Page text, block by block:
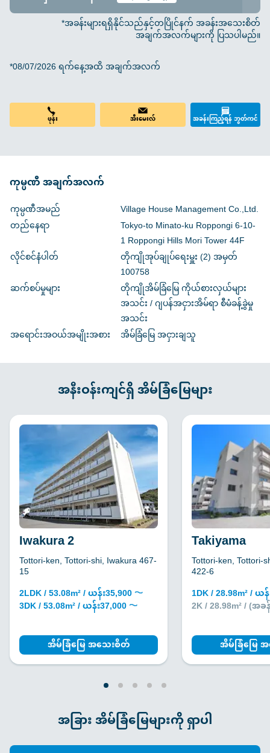
*အခန်းများရရှိနိုင်သည်နှင့်တပြိုင်နက် အခန်းအသေးစိတ်
အချက်အလက်များကို ပြသပါမည်။
*08/07/2026 ရက်နေ့အထိ အချက်အလက်
ဖုန်း အီးမေးလ် အခန်းကြည့်ရန် ဘွတ်ကင်
ကုမ္ပဏီ အချက်အလက်
ကုမ္ပဏီအမည်
Village House Management Co.,Ltd.
တည်နေရာ
Tokyo-to Minato-ku Roppongi 6-10-
1 Roppongi Hills Mori Tower 44F
လိုင်စင်နံပါတ်
တိုကျိုအုပ်ချုပ်ရေးမှူး (2) အမှတ်
100758
ဆက်စပ်မှုများ
တိုကျိုအိမ်ခြံမြေ ကိုယ်စားလှယ်များ
အသင်း / ဂျပန်အငှားအိမ်ရာ စီမံခန့်ခွဲမှု
အသင်း
အရောင်းအဝယ်အမျိုးအစား
အိမ်ခြံမြေ အငှားချသူ
အနီးဝန်းကျင်ရှိ အိမ်ခြံမြေများ
Iwakura 2
Tottori-ken, Tottori-shi, Iwakura 467-
15
2LDK / 53.08m² / ယန်း35,900 〜
3DK / 53.08m² / ယန်း37,000 〜
အိမ်ခြံမြေ အသေးစိတ်
Takiyama
Tottori-ken, Tottori-
422-6
1DK / 28.98m² / ယ
2K / 28.98m² / (
အိမ်ခြံမြေ
အခြား အိမ်ခြံမြေများကို ရှာပါ